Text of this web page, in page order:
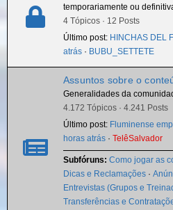
temporariamente ou
4 Tópicos · 12 Posts
Último post: HINCHAS DEL
atrás · BUBU_SETTETE
Assuntos sobre o
Generalidades da
4.172 Tópicos · 4.241 Posts
Último post: Fluminense
horas atrás · TelêSalvador
Subfóruns: Como jogar as
Dicas e Reclamações ·
Entrevistas (Grupos e
Transferências e